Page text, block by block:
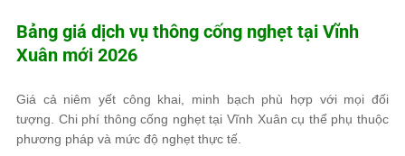
Bảng giá dịch vụ thông cống nghẹt tại Vĩnh
Xuân mới 2026
Giá cả niêm yết công khai, minh bạch phù hợp với mọi đối
tượng. Chi phí thông cống nghẹt tại Vĩnh Xuân cụ thể phụ thuộc
phương pháp và mức độ nghẹt thực tế.